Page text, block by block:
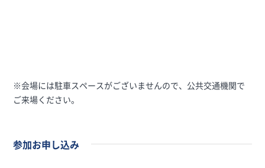
※会場には駐車スペースがございませんので、公共交通機関で
ご来場ください。
参加お申し込み